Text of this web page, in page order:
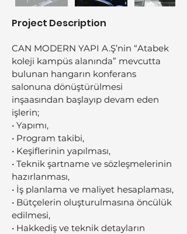
Project Description
CAN MODERN YAPI A.Ş’nin “Atabek
koleji kampüs alanında” mevcutta
bulunan hangarın konferans
salonuna dönüştürülmesi
inşaasından başlayıp devam eden
işlerin;
• Yapımı,
• Program takibi,
• Keşiflerinin yapılması,
• Teknik şartname ve sözleşmelerinin
hazırlanması,
• İş planlama ve maliyet hesaplaması,
• Bütçelerin oluşturulmasına öncülük
edilmesi,
• Hakkediş ve teknik detayların